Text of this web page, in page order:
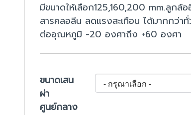
มีขนาดให้เลือก125,160,200 mm.ลูก
สารคลอลีน ลดแรงสะเทือน ได้มากกว่
ต่ออุณหภูมิ -20 องศาถึง +60 องศา
ขนาดเสน
ผ่า
ศูนย์กลาง